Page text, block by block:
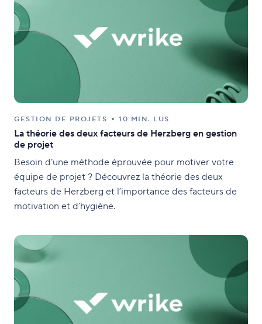
GESTION DE PROJETS 10 MIN. LUS
La théorie des deux facteurs de Herzberg en gestion
de projet
Besoin d’une méthode éprouvée pour motiver votre
équipe de projet ? Découvrez la théorie des deux
facteurs de Herzberg et l’importance des facteurs de
motivation et d’hygiène.